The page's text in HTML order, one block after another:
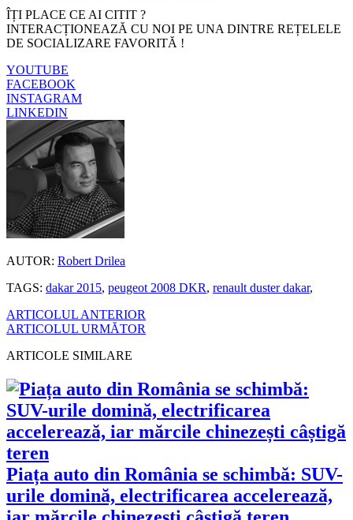
ÎȚI PLACE CE AI CITIT ?
INTERACȚIONEAZĂ CU NOI PE UNA DINTRE REȚELELE
DE SOCIALIZARE FAVORITĂ !
YOUTUBE
FACEBOOK
INSTAGRAM
LINKEDIN
AUTOR: Robert Drilea
TAGS: dakar 2015, peugeot 2008 DKR, renault duster dakar,
ARTICOLUL ANTERIOR
ARTICOLUL URMĂTOR
ARTICOLE SIMILARE
Piața auto din România se schimbă: SUV-
urile domină, electrificarea accelerează,